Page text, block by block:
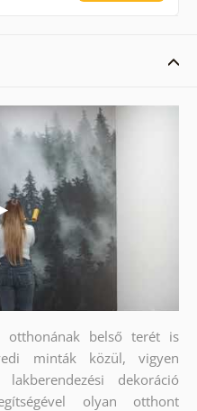
otthonának belső terét is
minták közül, vigyen
dekoráció
olyan otthont